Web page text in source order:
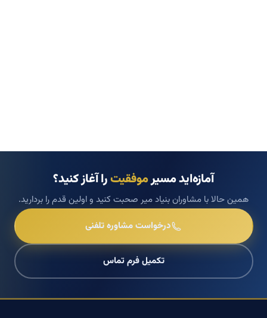
آمازه‌اید مسیرموفقیترا آغاز کنید؟
همین حالا با مشاوران بنیاد میر صحبت کنید و اولین قدم را بردارید.
درخواست مشاوره تلفنی
تکمیل فرم تماس